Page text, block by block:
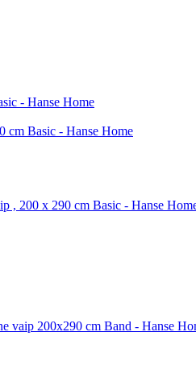
- Hanse Home
cm Basic - Hanse Home
, 200 x 290 cm Basic - Hanse
vaip 200x290 cm Band - Hanse